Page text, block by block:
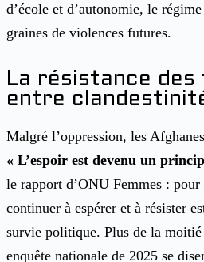
d’école et d’autonomie, le
graines de violences futures.
La résistance des
entre
Malgré l’oppression, les
« L’espoir est devenu un
le rapport d’ONU Femmes : pour
continuer à espérer et à résister
survie politique. Plus de la moitié
enquête nationale de 2025 se